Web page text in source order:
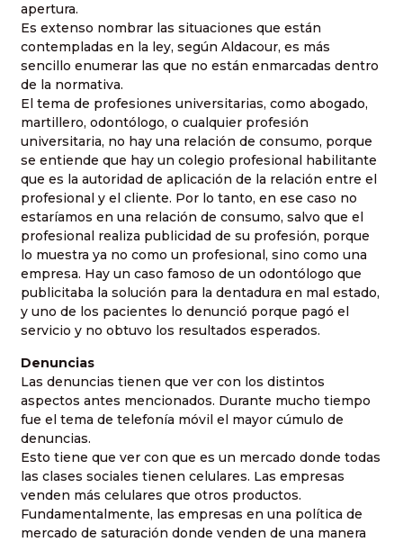
apertura.
Es extenso nombrar las situaciones que están
contempladas en la ley, según Aldacour, es más
sencillo enumerar las que no están enmarcadas dentro
de la normativa.
El tema de profesiones universitarias, como abogado,
martillero, odontólogo, o cualquier profesión
universitaria, no hay una relación de consumo, porque
se entiende que hay un colegio profesional habilitante
que es la autoridad de aplicación de la relación entre el
profesional y el cliente. Por lo tanto, en ese caso no
estaríamos en una relación de consumo, salvo que el
profesional realiza publicidad de su profesión, porque
lo muestra ya no como un profesional, sino como una
empresa. Hay un caso famoso de un odontólogo que
publicitaba la solución para la dentadura en mal estado,
y uno de los pacientes lo denunció porque pagó el
servicio y no obtuvo los resultados esperados.
Denuncias
Las denuncias tienen que ver con los distintos
aspectos antes mencionados. Durante mucho tiempo
fue el tema de telefonía móvil el mayor cúmulo de
denuncias.
Esto tiene que ver con que es un mercado donde todas
las clases sociales tienen celulares. Las empresas
venden más celulares que otros productos.
Fundamentalmente, las empresas en una política de
mercado de saturación donde venden de una manera